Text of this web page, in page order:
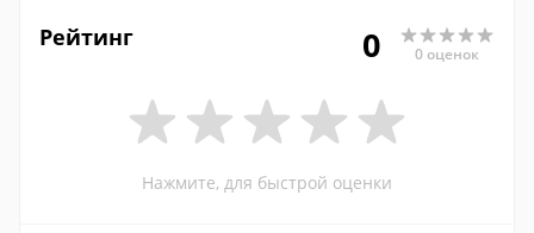
Рейтинг 0 0 оценок
Нажмите, для быстрой оценки